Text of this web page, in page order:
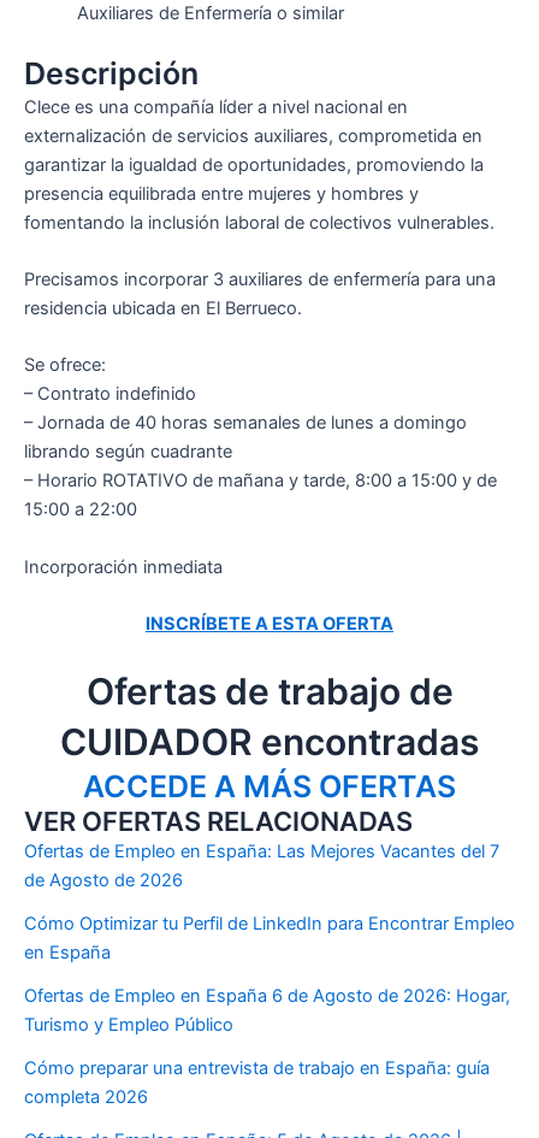
Auxiliares de Enfermería o similar
Descripción
Clece es una compañía líder a nivel nacional en
externalización de servicios auxiliares, comprometida en
garantizar la igualdad de oportunidades, promoviendo la
presencia equilibrada entre mujeres y hombres y
fomentando la inclusión laboral de colectivos vulnerables.
Precisamos incorporar 3 auxiliares de enfermería para una
residencia ubicada en El Berrueco.
Se ofrece:
– Contrato indefinido
– Jornada de 40 horas semanales de lunes a domingo
librando según cuadrante
– Horario ROTATIVO de mañana y tarde, 8:00 a 15:00 y de
15:00 a 22:00
Incorporación inmediata
INSCRÍBETE A ESTA OFERTA
Ofertas de trabajo de
CUIDADOR encontradas
ACCEDE A MÁS OFERTAS
VER OFERTAS RELACIONADAS
Ofertas de Empleo en España: Las Mejores Vacantes del 7
de Agosto de 2026
Cómo Optimizar tu Perfil de LinkedIn para Encontrar Empleo
en España
Ofertas de Empleo en España 6 de Agosto de 2026: Hogar,
Turismo y Empleo Público
Cómo preparar una entrevista de trabajo en España: guía
completa 2026